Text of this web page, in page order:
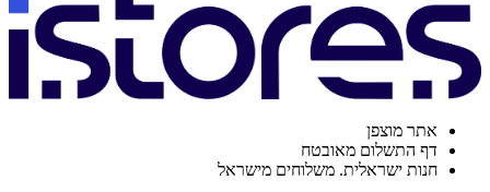
אתר מוצפן
דף התשלום מאובטח
חנות ישראלית. משלוחים מישראל